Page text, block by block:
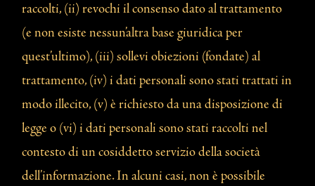
raccolti, (ii) revochi il consenso dato al trattamento
(e non esiste nessun’altra base giuridica per
quest’ultimo), (iii) sollevi obiezioni (fondate) al
trattamento, (iv) i dati personali sono stati trattati in
modo illecito, (v) è richiesto da una disposizione di
legge o (vi) i dati personali sono stati raccolti nel
contesto di un cosiddetto servizio della società
dell’informazione. In alcuni casi, non è possibile